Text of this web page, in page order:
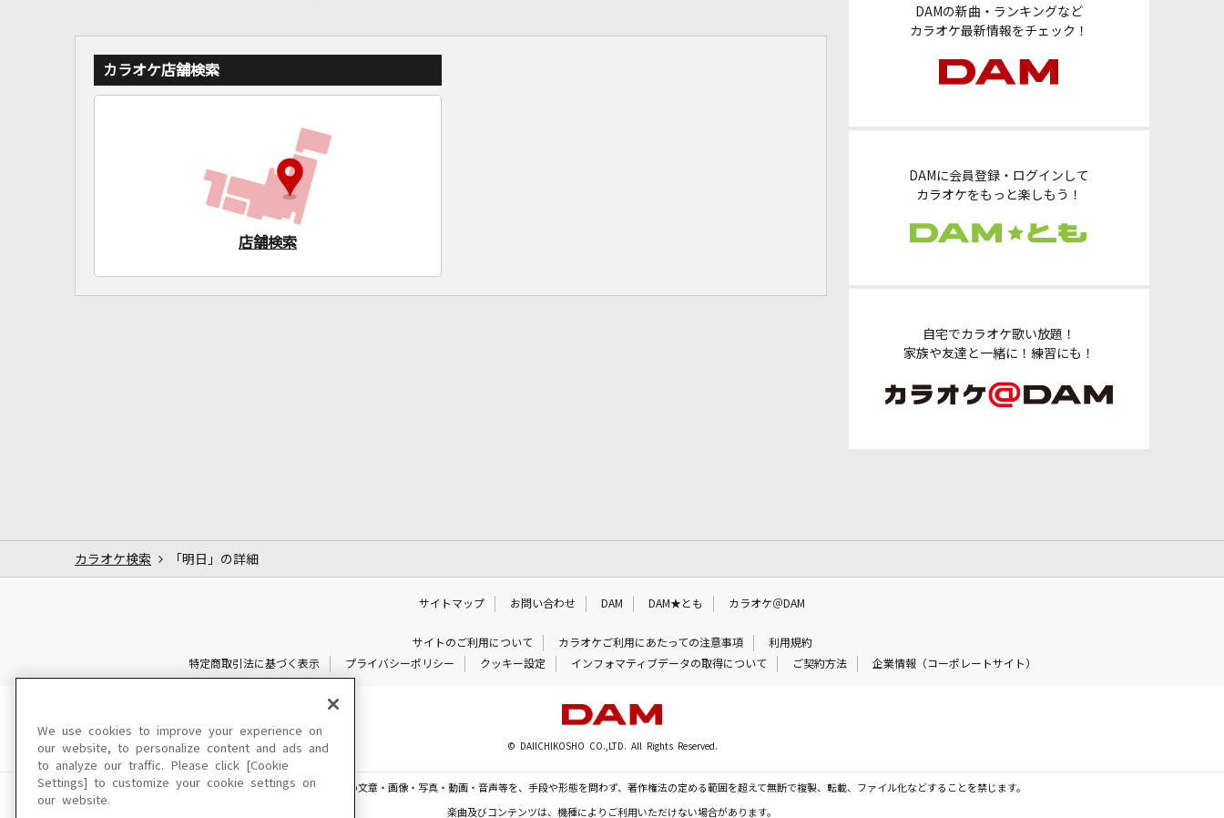
DAMの新曲・ランキングなど
カラオケ最新情報をチェック！
DAMに会員登録・ログインして
カラオケをもっと楽しもう！
自宅でカラオケ歌い放題！
家族や友達と一緒に！練習にも！
カラオケ店舗検索
店舗検索
カラオケ検索 「明日」の詳細
サイトマップ お問い合わせ DAM DAM★とも カラオケ＠DAM
サイトのご利用について カラオケご利用にあたっての注意事項
利用規約
特定商取引法に基づく表示
プライバシーポリシー クッキー設定 インフォマティブデータの取得について ご契約方法 企業情報（コーポレートサイト）
© DAIICHIKOSHO CO.,LTD. All Rights Reserved.
このサイトに掲載されている一切の文章・画像・写真・動画・音声等を、手段や形態を問わず、著作権法の定める範囲を超えて無断で複製、転載、ファイル化などすることを禁じます。
楽曲及びコンテンツは、機種によりご利用いただけない場合があります。
We use cookies to improve your experience on
our website, to personalize content and ads and
to analyze our traffic. Please click [Cookie
Settings] to customize your cookie settings on
our website.